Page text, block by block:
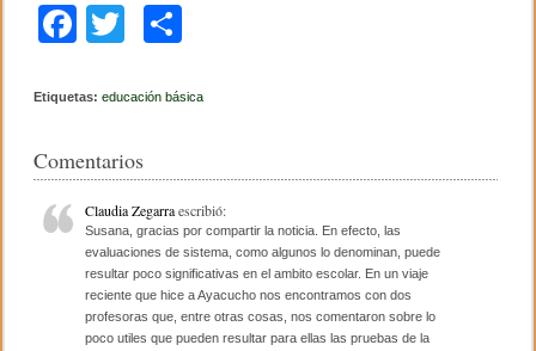
F
c
b
o
o
k
tt
m
ar
tir
Etiquetas:educación básica
Comentarios
Claudia Zegarraescribió:
Susana, gracias por compartir la noticia. En efecto, las
evaluaciones de sistema, como algunos lo denominan, puede
resultar poco significativas en el ambito escolar. En un viaje
reciente que hice a Ayacucho nos encontramos con dos
profesoras que, entre otras cosas, nos comentaron sobre lo
poco utiles que pueden resultar para ellas las pruebas de la